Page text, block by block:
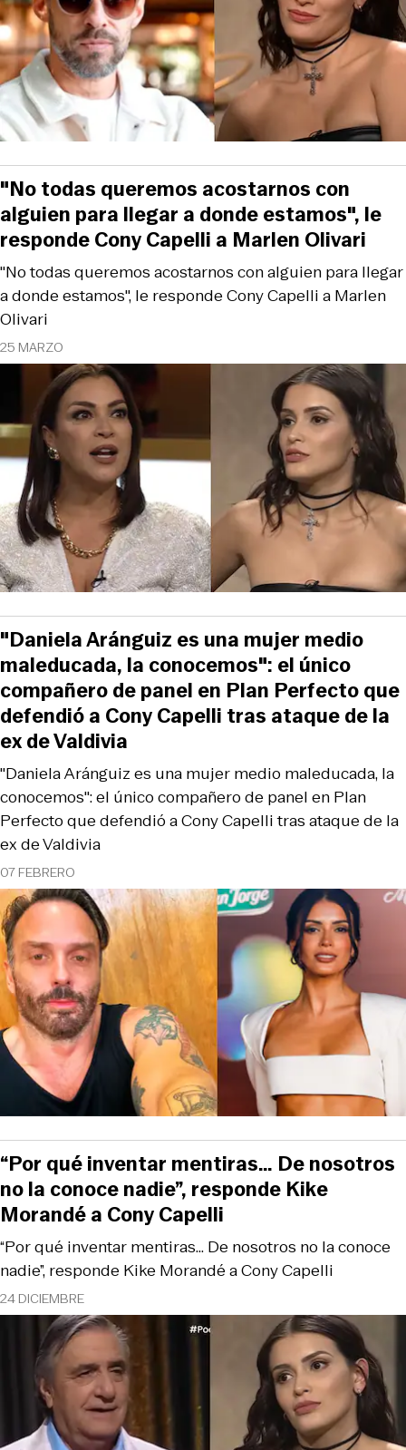
25 MARZO
"No todas queremos acostarnos con alguien para llegar
a donde estamos", le responde Cony Capelli a Marlen
Olivari
"No todas queremos acostarnos con
alguien para llegar a donde estamos", le
responde Cony Capelli a Marlen Olivari
07 FEBRERO
"Daniela Aránguiz es una mujer medio maleducada, la
conocemos": el único compañero de panel en Plan
Perfecto que defendió a Cony Capelli tras ataque de la
ex de Valdivia
"Daniela Aránguiz es una mujer medio
maleducada, la conocemos": el único
compañero de panel en Plan Perfecto que
defendió a Cony Capelli tras ataque de la
ex de Valdivia
24 DICIEMBRE
“Por qué inventar mentiras… De nosotros no la conoce
nadie”, responde Kike Morandé a Cony Capelli
“Por qué inventar mentiras… De nosotros
no la conoce nadie”, responde Kike
Morandé a Cony Capelli